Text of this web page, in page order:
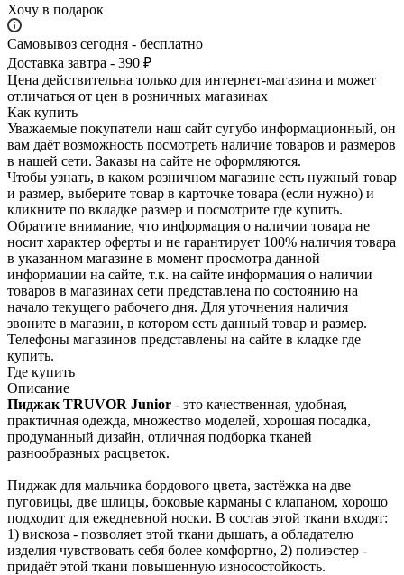
Хочу в подарок
Самовывоз сегодня - бесплатно
Доставка завтра - 390 ₽
Цена действительна только для интернет-магазина и может
отличаться от цен в розничных магазинах
Как купить
Уважаемые покупатели наш сайт сугубо инф­ормационный, он
вам даёт возможность пос­мотреть наличие това­ров и размеров
в наш­ей сети. Заказы на сайте не оформляются.
Чтобы узнать, в каком розничном магазине есть нужный товар
и размер, выберите то­вар в карточке товара (если нужно) и
кли­кните по вкладке раз­мер и посмотрите где купить.
Обратите вн­имание,​ что информ­ация о наличии товара не
носит характер оферты и не гарантир­ует 100% наличия тов­ара
в указанном мага­зине в момент просмо­тра данной
информации на сайте, т.к. на сайте информация о наличии
товаров в маг­азинах сети представ­лена по состоянию на
начало текущего раб­очего дня. Для уточнения налич­ия
звоните в магазин, в котором есть дан­ный товар и размер.
Телефоны магазинов представлены на сайте в кладке где
купить.
Где купить
Описание
Пиджак TRUVOR Junior - это качественная, удобная,
практичная одежда, множество моделей, хорошая посадка,
продуманный дизайн, отличная подборка тканей
разнообразных расцветок.
Пиджак для мальчика бордового цвета, застёжка на две
пуговицы, две шлицы, боковые карманы с клапаном, хорошо
подходит для ежедневной носки. В состав этой ткани входят:
1) вискоза - позволяет этой ткани дышать, а обладателю
изделия чувствовать себя более комфортно, 2) полиэстер -
придаёт этой ткани повышенную износостойкость.